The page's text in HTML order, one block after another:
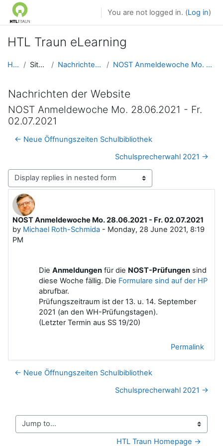
Skip to main content
You are not logged in. (Log in)
HTL Traun eLearning
Home Site pages Nachrichten der Website NOST Anmeldewoche Mo. 28.06.2021 - Fr. 02.07.2021
Nachrichten der Website
NOST Anmeldewoche Mo. 28.06.2021 - Fr.
02.07.2021
← Neue Öffnungszeiten Schulbibliothek
Schulsprecherwahl 2021 →
Display mode
NOST Anmeldewoche Mo. 28.06.2021 - Fr. 02.07.2021
by Michael Roth-Schmida - Monday, 28 June 2021, 8:19
PM
Number of replies: 0
Die Anmeldungen für die NOST-Prüfungen sind
diese Woche fällig. Die Formulare sind auf der HP
abrufbar.
Prüfungszeitraum ist der 13. u. 14. September
2021 (an den WH-Prüfungstagen).
(Letzter Termin aus SS 19/20)
Permalink
← Neue Öffnungszeiten Schulbibliothek
Schulsprecherwahl 2021 →
Jump to...
HTL Traun Homepage →